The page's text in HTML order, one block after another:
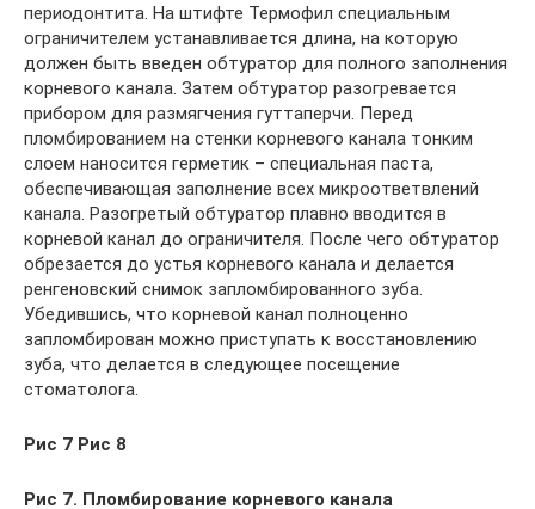
периодонтита. На штифте Термофил специальным
ограничителем устанавливается длина, на которую
должен быть введен обтуратор для полного заполнения
корневого канала. Затем обтуратор разогревается
прибором для размягчения гуттаперчи. Перед
пломбированием на стенки корневого канала тонким
слоем наносится герметик – специальная паста,
обеспечивающая заполнение всех микроответвлений
канала. Разогретый обтуратор плавно вводится в
корневой канал до ограничителя. После чего обтуратор
обрезается до устья корневого канала и делается
ренгеновский снимок запломбированного зуба.
Убедившись, что корневой канал полноценно
запломбирован можно приступать к восстановлению
зуба, что делается в следующее посещение
стоматолога.
Рис 7 Рис 8
Рис 7. Пломбирование корневого канала